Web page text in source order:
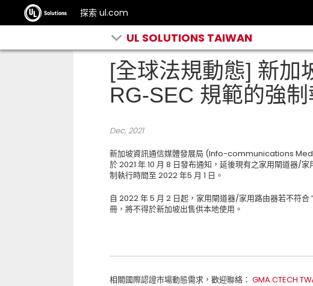
探索 ul.com
UL SOLUTIONS TAIWAN
[全球法規動態] 新加
RG-SEC 規範的強
Dec, 2021
新加坡資訊通信媒體發展局 (Info-communications
於 2021 年 10 月 8 日發布通知，延後現有之家用閘道器/
制執行時間至 2022 年5 月 1 日。
自 2022 年 5 月 2 日起，家用閘道器/家用路由器若不符合
冊，將不得於新加坡出售供本地使用。
相關國際認證市場動態需求，歡迎聯絡：